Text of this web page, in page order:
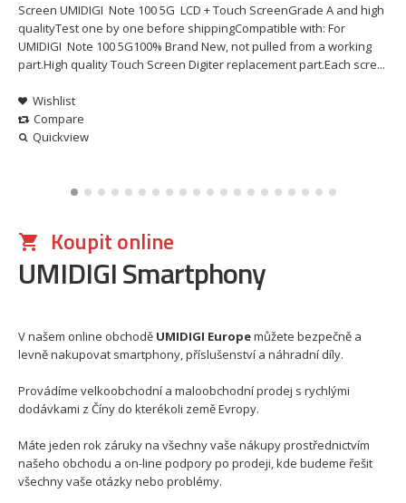
Screen UMIDIGI Note 100 5G LCD + Touch ScreenGrade A and high
qualityTest one by one before shippingCompatible with: For
UMIDIGI Note 100 5G100% Brand New, not pulled from a working
part.High quality Touch Screen Digiter replacement part.Each scre...
Wishlist
Compare
Quickview
Koupit online
UMIDIGI Smartphony
V našem online obchodě UMIDIGI Europemůžete bezpečně a
levně nakupovat smartphony, příslušenství a náhradní díly.
Provádíme velkoobchodní a maloobchodní prodej s rychlými
dodávkami z Číny do kterékoli země Evropy.
Máte jeden rok záruky na všechny vaše nákupy prostřednictvím
našeho obchodu a on-line podpory po prodeji, kde budeme řešit
všechny vaše otázky nebo problémy.